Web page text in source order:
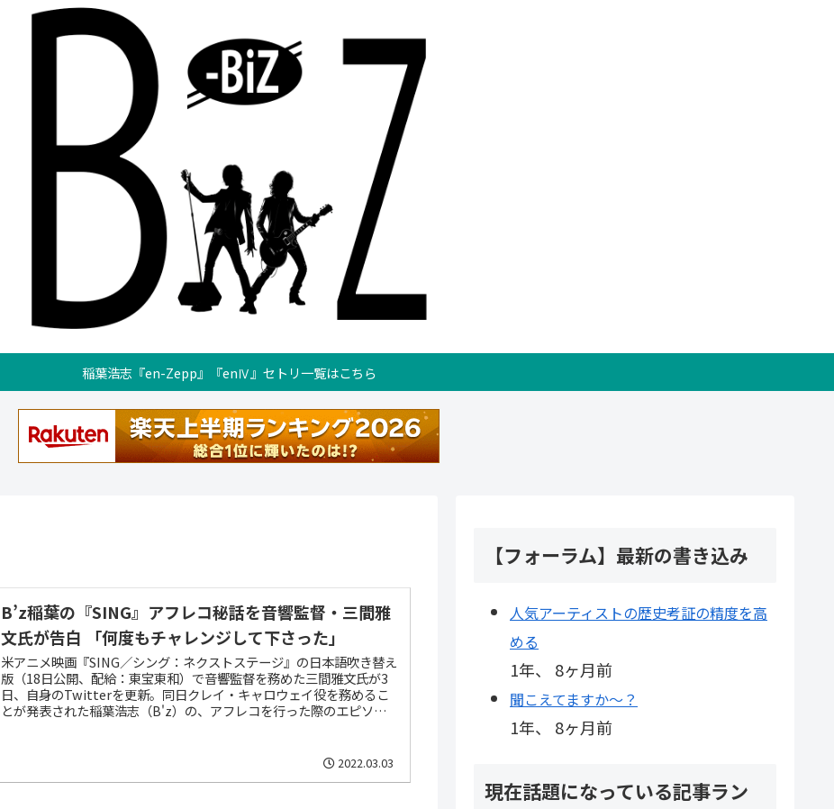
稲葉浩志『en-Zepp』『enⅣ』セトリ一覧はこちら
B’z稲葉の『SING』アフレコ秘話を音響監督・三間雅
文氏が告白 「何度もチャレンジして下さった」
米アニメ映画『SING／シング：ネクストステージ』の日本語吹き替え
版（18日公開、配給：東宝東和）で音響監督を務めた三間雅文氏が3
日、自身のTwitterを更新。同日クレイ・キャロウェイ役を務めるこ
とが発表された稲葉浩志（B'z）の、アフレコを行った際のエピソー
2022.03.03
【フォーラム】最新の書き込み
人気アーティストの歴史考証の精度を高
める
1年、 8ヶ月前
聞こえてますか～？
1年、 8ヶ月前
現在話題になっている記事ラン